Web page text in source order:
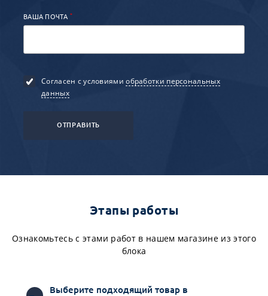
ВАША ПОЧТА *
Согласен с условиямиобработки персональных
данных
ОТПРАВИТЬ
Этапы работы
Ознакомьтесь с этами работ в нашем магазине из этого
блока
Выберите подходящий товар в